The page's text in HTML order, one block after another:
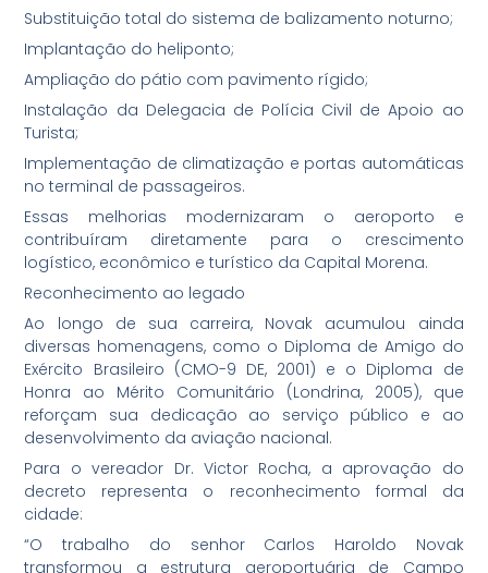
Substituição total do sistema de balizamento noturno;
Implantação do heliponto;
Ampliação do pátio com pavimento rígido;
Instalação da Delegacia de Polícia Civil de Apoio ao
Turista;
Implementação de climatização e portas automáticas
no terminal de passageiros.
Essas melhorias modernizaram o aeroporto e
contribuíram diretamente para o crescimento
logístico, econômico e turístico da Capital Morena.
Reconhecimento ao legado
Ao longo de sua carreira, Novak acumulou ainda
diversas homenagens, como o Diploma de Amigo do
Exército Brasileiro (CMO-9 DE, 2001) e o Diploma de
Honra ao Mérito Comunitário (Londrina, 2005), que
reforçam sua dedicação ao serviço público e ao
desenvolvimento da aviação nacional.
Para o vereador Dr. Victor Rocha, a aprovação do
decreto representa o reconhecimento formal da
cidade:
“O trabalho do senhor Carlos Haroldo Novak
transformou a estrutura aeroportuária de Campo